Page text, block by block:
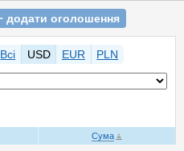
додати оголошення
Всі USD EUR PLN
Сума